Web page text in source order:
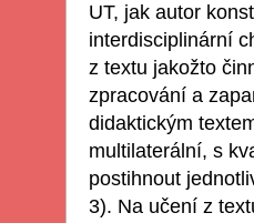
UT, jak autor
interdisciplinární
z textu jakožto
zpracování a
didaktickým
multilaterální, s
postihnout
3). Na učení z